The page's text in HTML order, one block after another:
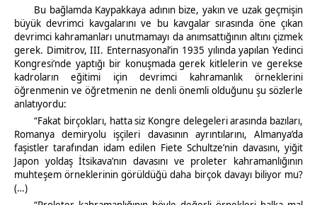
Bu bağlamda Kaypakkaya adının bize, yakın ve uzak geçmişin
büyük devrimci kavgalarını ve bu kavgalar sırasında öne çıkan
devrimci kahramanları unutmamayı da anımsattığının altını çizmek
gerek. Dimitrov, III. Enternasyonal’in 1935 yılında yapılan Yedinci
Kongresi’nde yaptığı bir konuşmada gerek kitlelerin ve gerekse
kadroların eğitimi için devrimci kahramanlık örneklerini
öğrenmenin ve öğretmenin ne denli önemli olduğunu şu sözlerle
anlatıyordu:
“Fakat birçokları, hatta siz Kongre delegeleri arasında bazıları,
Romanya demiryolu işçileri davasının ayrıntılarını, Almanya’da
faşistler tarafından idam edilen Fiete Schultze’nin davasını, yiğit
Japon yoldaş İtsikava’nın davasını ve proleter kahramanlığının
muhteşem örneklerinin görüldüğü daha birçok davayı biliyor mu?
(…)